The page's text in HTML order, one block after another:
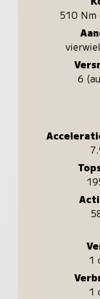
510 Nm
6
1
1